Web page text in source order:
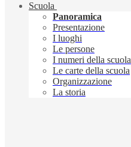
Scuola
Panoramica
Presentazione
I luoghi
Le persone
I numeri della scuola
Le carte della scuola
Organizzazione
La storia